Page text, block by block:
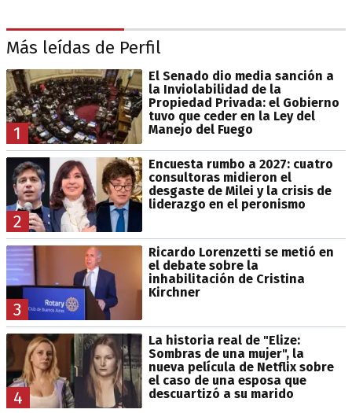
Más leídas de Perfil
1
El Senado dio media sanción a
la Inviolabilidad de la
Propiedad Privada: el Gobierno
tuvo que ceder en la Ley del
Manejo del Fuego
2
Encuesta rumbo a 2027: cuatro
consultoras midieron el
desgaste de Milei y la crisis de
liderazgo en el peronismo
3
Ricardo Lorenzetti se metió en
el debate sobre la
inhabilitación de Cristina
Kirchner
4
La historia real de "Elize:
Sombras de una mujer", la
nueva película de Netflix sobre
el caso de una esposa que
descuartizó a su marido